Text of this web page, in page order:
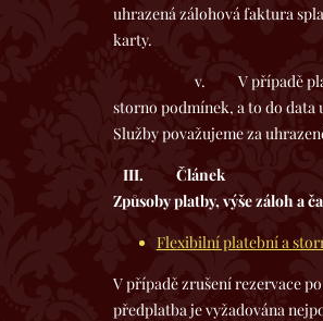
uhrazená zálohová faktura
karty.
v. V případě platby na
storno podmínek, a to do data
Služby považujeme za
III. Článek
Způsoby platby, výše záloh a
Flexibilní platební a
V případě zrušení rezervace
předplatba je vyžadována